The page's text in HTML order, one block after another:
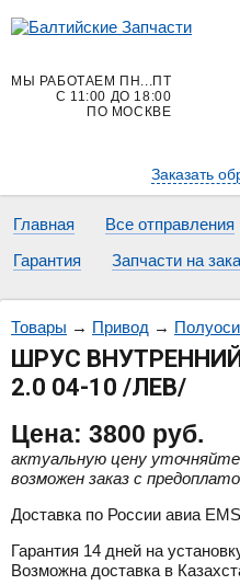
МЫ РАБОТАЕМ ПН...ПТ
С 11:00 ДО 18:00
ПО МОСКВЕ
Заказать
Главная Все отправления
Гарантия
Запчасти на
Товары → Привод →
ШРУС ВНУТРЕННИЙ
2.0 04-10 /ЛЕВ/
Цена: 3800 руб.
актуальную цену
возможен заказ с
Доставка по России авиа
Гарантия 14 дней на
Возможна доставка в